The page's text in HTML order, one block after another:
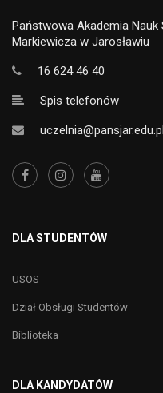
Państwowa Akademia Nauk
Markiewicza w Jarosławiu
16 624 46 40
Spis telefonów
uczelnia@pansjar.edu.pl
DLA STUDENTÓW
USOS
Dział Obsługi Studentów
Biblioteka
DLA KANDYDATÓW